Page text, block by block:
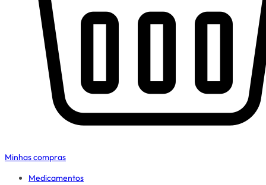
Minhas compras
Medicamentos